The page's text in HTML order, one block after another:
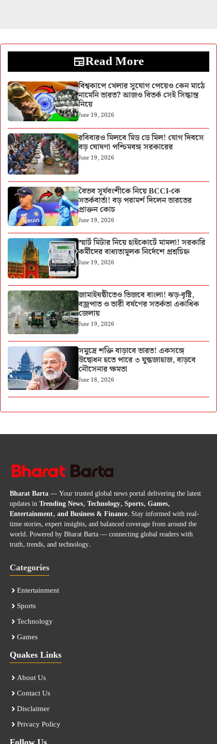
Read More
বিশ্বকাপে খেলার সুযোগ পেয়েও কেন মাঠে
নামেনি ভারত? আজও বিতর্ক সেই সিদ্ধান্ত
নিয়ে
June 19, 2026
রবিবারও মিলবে মিড ডে মিল! যোগ দিবসে
বড় ঘোষণা পশ্চিমবঙ্গ সরকারের
June 19, 2026
বৈভব সূর্যবংশীকে নিয়ে BCCI-কে
সতর্কবার্তা! বড় পরামর্শ দিলেন ভারতের
প্রাক্তন কোচ
June 19, 2026
স্মার্ট মিটার নিয়ে হাইকোর্টে মামলা! সরকারি
কর্মীদের বাধ্যতামূলক নির্দেশে প্রশ্নচিহ্ন
June 19, 2026
জামাইষষ্ঠীতেও ভিজবে বাংলা! ঝড়-বৃষ্টি,
বজ্রপাত ও ভারী বর্ষণের সতর্কতা একাধিক
জেলায়
June 19, 2026
সমুদ্রে শক্তি বাড়াবে ভারত! একসঙ্গে
উদ্বোধন হতে পারে ৩ যুদ্ধজাহাজ, বাড়বে
নৌসেনার ক্ষমতা
June 18, 2026
Bharat Barta— Your trusted global news portal delivering the latest
updates inTrending News, Technology, Sports, Games,
Entertainment, and Business & Finance. Stay informed with real-
time stories, expert insights, and balanced coverage from around the
world. Powered by Bharat Barta — connecting global readers with
truth, trends, and technology.
Categories
Entertainment
Sports
Technology
Games
Quakes Links
About Us
Contact Us
Disclaimer
Privacy Policy